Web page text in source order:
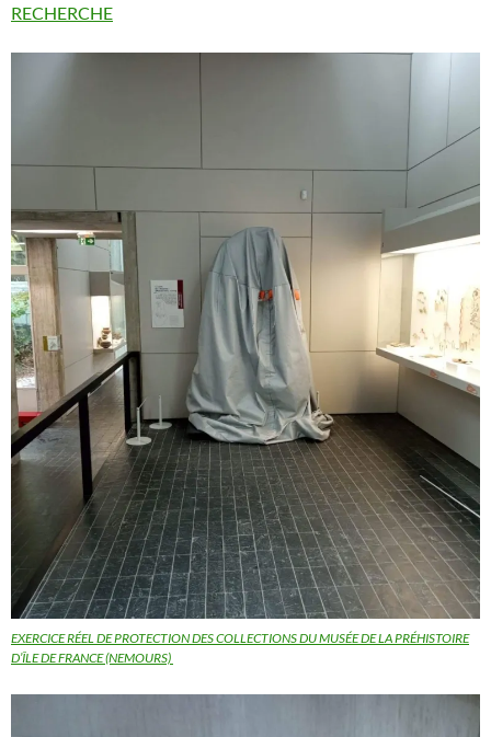
RECHERCHE
EXERCICE RÉEL DE PROTECTION DES COLLECTIONS DU MUSÉE DE LA PRÉHISTOIRE
D’ÎLE DE FRANCE (NEMOURS)